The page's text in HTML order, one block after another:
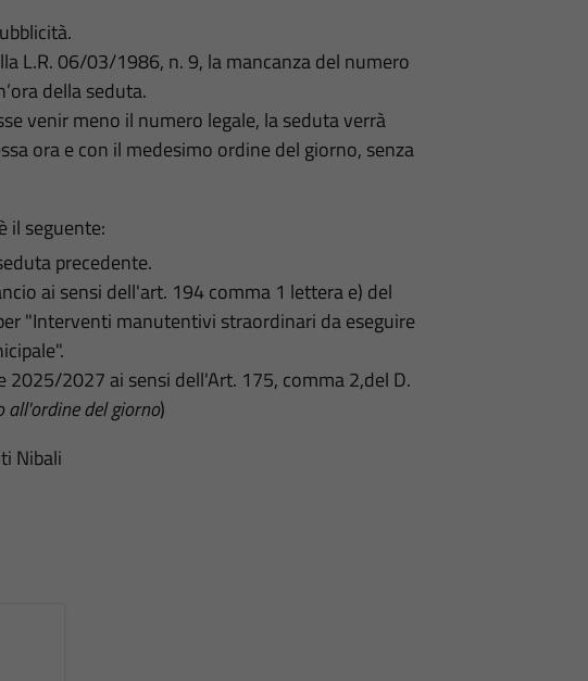
L.R. 06/03/1986, n. 9, la mancanza del numero
della seduta.
venir meno il numero legale, la seduta verrà
ora e con il medesimo ordine del giorno, senza
il seguente:
precedente.
ai sensi dell'art. 194 comma 1 lettera e) del
"Interventi manutentivi straordinari da eseguire
2025/2027 ai sensi dell'Art. 175, comma 2,del D.
all'ordine del giorno)
Nibali